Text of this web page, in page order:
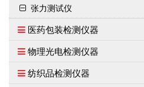
张力测试仪
医药包装检测仪器
物理光电检测仪器
纺织品检测仪器